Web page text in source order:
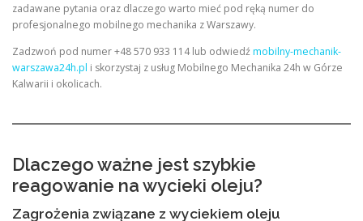
zadawane pytania oraz dlaczego warto mieć pod ręką numer do
profesjonalnego mobilnego mechanika z Warszawy.
Zadzwoń pod numer +48 570 933 114 lub odwiedźmobilny-mechanik-
warszawa24h.pl i skorzystaj z usług Mobilnego Mechanika 24h w Górze
Kalwarii i okolicach.
Dlaczego ważne jest szybkie
reagowanie na wycieki oleju?
Zagrożenia związane z wyciekiem oleju